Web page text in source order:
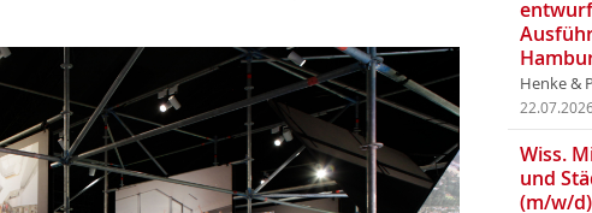
Henke &
Wiss.
und
(m/w/d)